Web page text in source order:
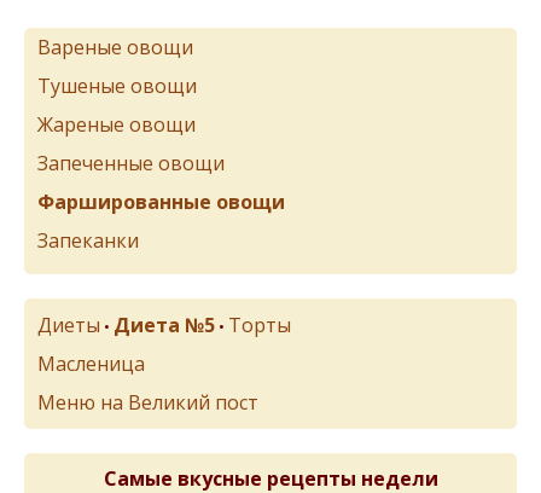
Вареные овощи
Тушеные овощи
Жареные овощи
Запеченные овощи
Фаршированные овощи
Запеканки
Диеты • Диета №5 • Торты
Масленица
Меню на Великий пост
Самые вкусные рецепты недели